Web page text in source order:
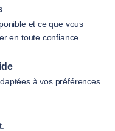
et ce que vous
en toute confiance.
à vos préférences.